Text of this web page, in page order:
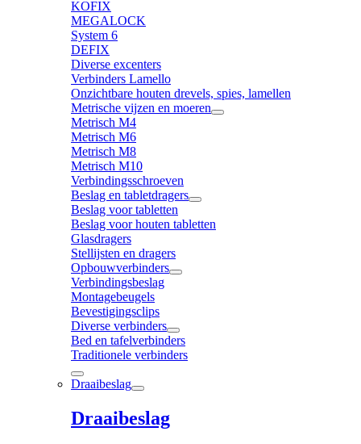
KOFIX
MEGALOCK
System 6
DEFIX
Diverse excenters
Verbinders Lamello
Onzichtbare houten drevels, spies, lamellen
Metrische vijzen en moeren
Metrisch M4
Metrisch M6
Metrisch M8
Metrisch M10
Verbindingsschroeven
Beslag en tabletdragers
Beslag voor tabletten
Beslag voor houten tabletten
Glasdragers
Stellijsten en dragers
Opbouwverbinders
Verbindingsbeslag
Montagebeugels
Bevestigingsclips
Diverse verbinders
Bed en tafelverbinders
Traditionele verbinders
Draaibeslag
Draaibeslag